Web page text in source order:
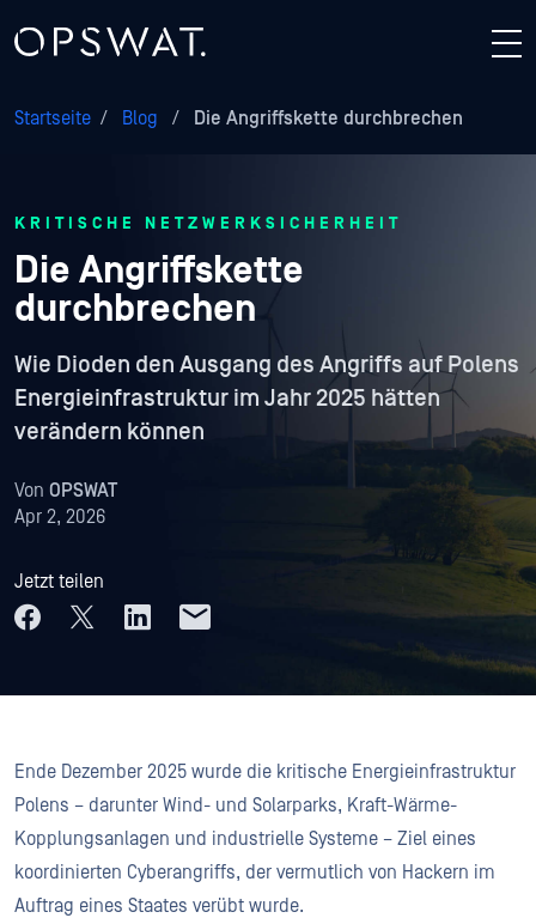
Startseite / Blog / Die Angriffskette durchbrechen
KRITISCHE NETZWERKSICHERHEIT
Die Angriffskette
durchbrechen
Wie Dioden den Ausgang des Angriffs auf Polens
Energieinfrastruktur im Jahr 2025 hätten
verändern können
Von OPSWAT
Apr 2, 2026
Jetzt teilen
Ende Dezember 2025 wurde die kritische Energieinfrastruktur
Polens – darunter Wind- und Solarparks, Kraft-Wärme-
Kopplungsanlagen und industrielle Systeme – Ziel eines
koordinierten Cyberangriffs, der vermutlich von Hackern im
Auftrag eines Staates verübt wurde.